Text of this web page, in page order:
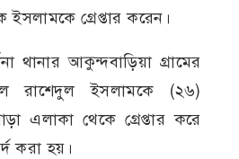
ইসলামকে গ্রেপ্তার করেন।
থানার আকুন্দবাড়িয়া গ্রামের
রাশেদুল ইসলামকে (২৬)
এলাকা থেকে গ্রেপ্তার করে
করা হয়।